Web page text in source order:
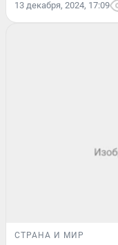
13 декабря, 2024, 17:09
СТРАНА И МИР